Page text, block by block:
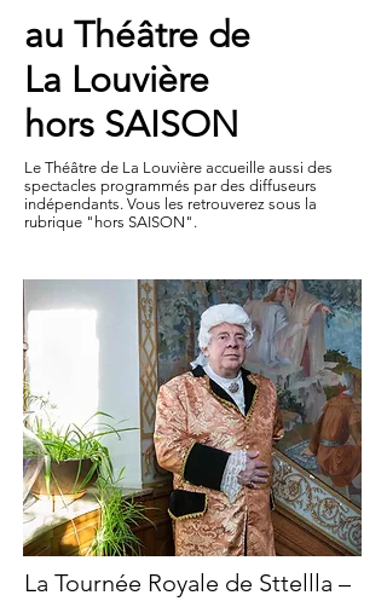
au Théâtre de
La Louvière
hors SAISON
Le Théâtre de La Louvière accueille aussi des
spectacles programmés par des diffuseurs
indépendants. Vous les retrouverez sous la
rubrique "hors SAISON".
La Tournée Royale de Sttellla –